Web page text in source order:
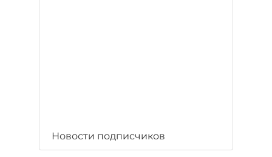
Новости подписчиков